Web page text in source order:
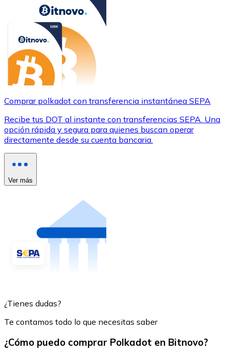
Comprar polkadot con transferencia instantánea SEPA
Recibe tus DOT al instante con transferencias SEPA. Una
opción rápida y segura para quienes buscan operar
directamente desde su cuenta bancaria.
Ver más
¿Tienes dudas?
Te contamos todo lo que necesitas saber
¿Cómo puedo comprar Polkadot en Bitnovo?